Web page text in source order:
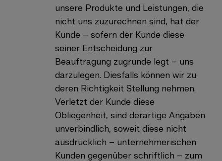
unsere Produkte und Leistungen, die
nicht uns zuzurechnen sind, hat der
Kunde – sofern der Kunde diese
seiner Entscheidung zur
Beauftragung zugrunde legt – uns
darzulegen. Diesfalls können wir zu
deren Richtigkeit Stellung nehmen.
Verletzt der Kunde diese
Obliegenheit, sind derartige Angaben
unverbindlich, soweit diese nicht
ausdrücklich – unternehmerischen
Kunden gegenüber schriftlich – zum